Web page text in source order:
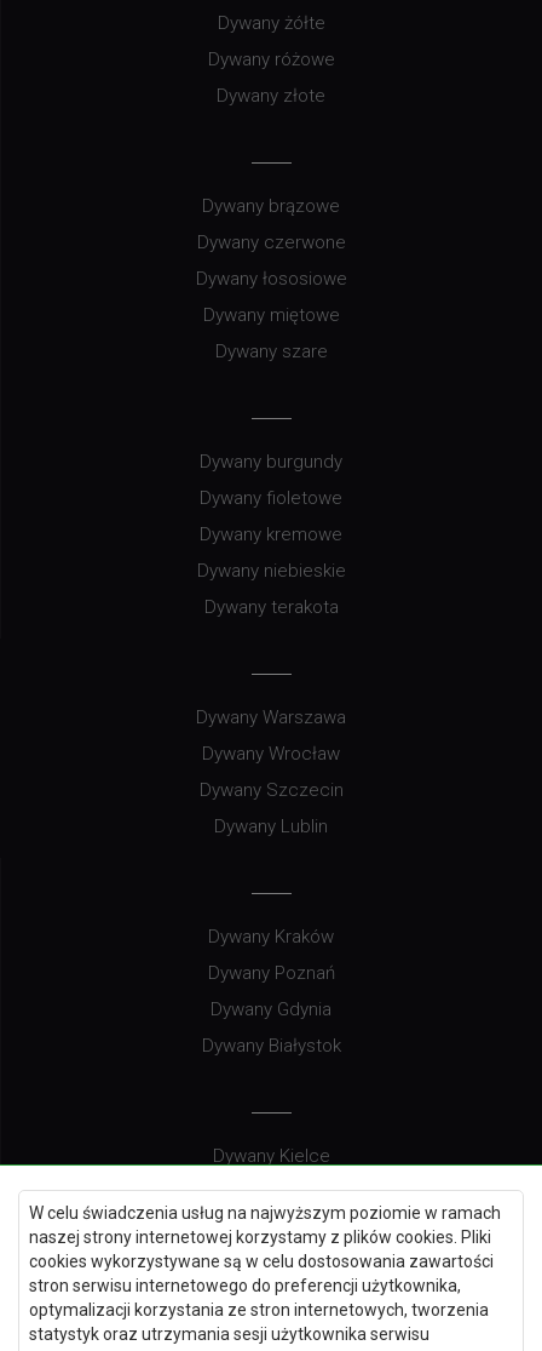
W celu świadczenia usług na najwyższym poziomie w ramach
naszej strony internetowej korzystamy z plików cookies. Pliki
cookies wykorzystywane są w celu dostosowania zawartości
stron serwisu internetowego do preferencji użytkownika,
optymalizacji korzystania ze stron internetowych, tworzenia
statystyk oraz utrzymania sesji użytkownika serwisu
Dywany żółte
Dywany różowe
Dywany złote
Dywany brązowe
Dywany czerwone
Dywany łososiowe
Dywany miętowe
Dywany szare
Dywany burgundy
Dywany fioletowe
Dywany kremowe
Dywany niebieskie
Dywany terakota
Dywany Warszawa
Dywany Wrocław
Dywany Szczecin
Dywany Lublin
Dywany Kraków
Dywany Poznań
Dywany Gdynia
Dywany Białystok
Dywany Kielce
Dywany Gdańsk
Dywany Toruń
Dywany Bydgoszcz